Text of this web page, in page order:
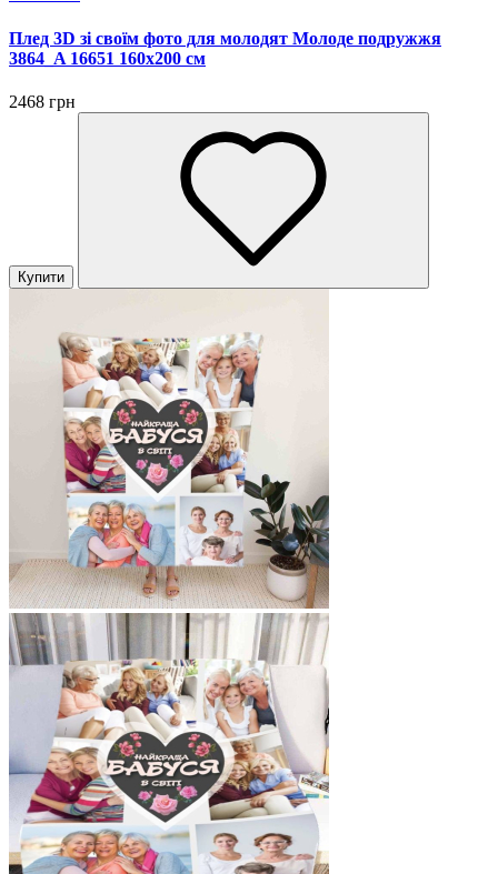
Плед 3D зі своїм фото для молодят Молоде подружжя
3864_A 16651 160х200 см
2468 грн
Купити